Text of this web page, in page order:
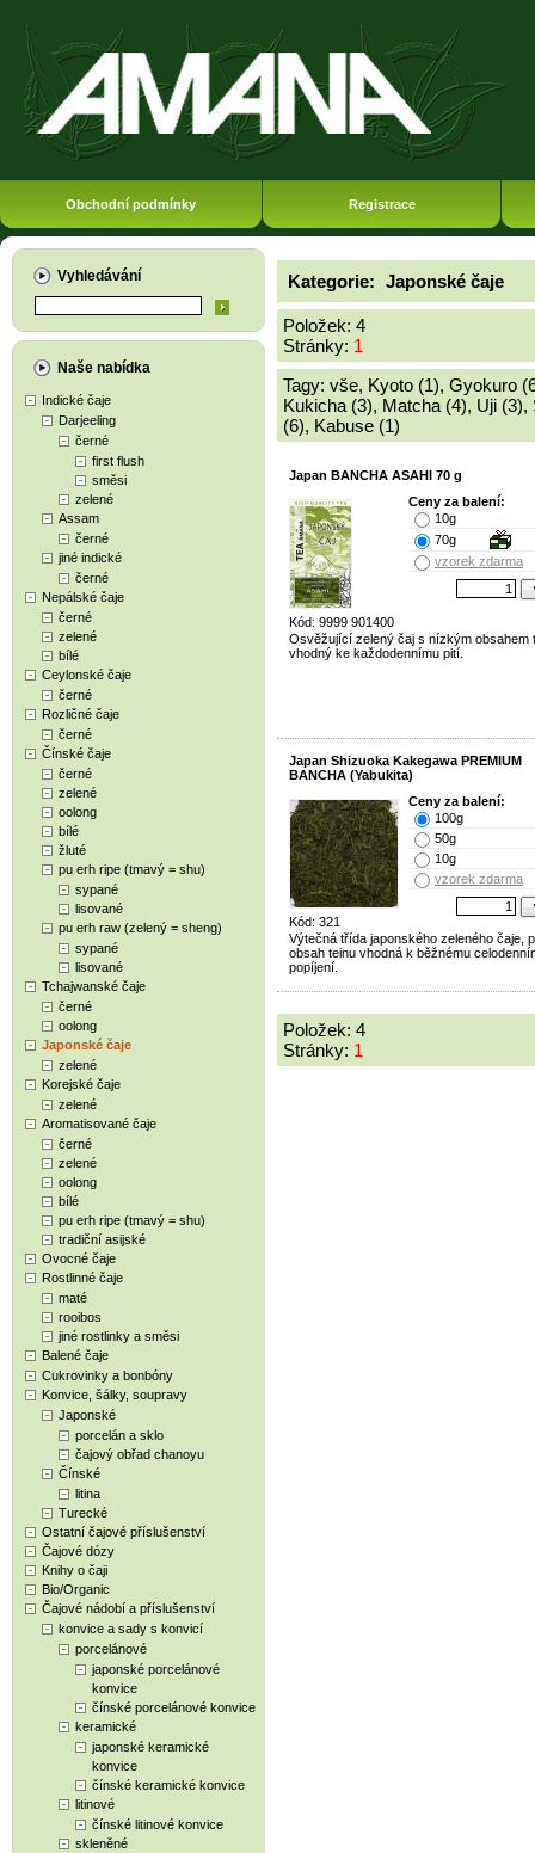
Obchodní podmínky Registrace
Vyhledávání
Naše nabídka
Indické čaje
Darjeeling
černé
first flush
směsi
zelené
Assam
černé
jiné indické
černé
Nepálské čaje
černé
zelené
bílé
Ceylonské čaje
černé
Rozličné čaje
černé
Čínské čaje
černé
zelené
oolong
bílé
žluté
pu erh ripe (tmavý = shu)
sypané
lisované
pu erh raw (zelený = sheng)
sypané
lisované
Tchajwanské čaje
černé
oolong
Japonské čaje
zelené
Korejské čaje
zelené
Aromatisované čaje
černé
zelené
oolong
bílé
pu erh ripe (tmavý = shu)
tradiční asijské
Ovocné čaje
Rostlinné čaje
maté
rooibos
jiné rostlinky a směsi
Balené čaje
Cukrovinky a bonbóny
Konvice, šálky, soupravy
Japonské
porcelán a sklo
čajový obřad chanoyu
Čínské
litina
Turecké
Ostatní čajové příslušenství
Čajové dózy
Knihy o čaji
Bio/Organic
Čajové nádobí a příslušenství
konvice a sady s konvicí
porcelánové
japonské porcelánové
konvice
čínské porcelánové konvice
keramické
japonské keramické
konvice
čínské keramické konvice
litinové
čínské litinové konvice
skleněné
Kategorie: Japonské čaje
Položek: 4
Stránky: 1
Tagy: vše, Kyoto (1), Gyokuro
Kukicha (3), Matcha (4), Uji (3),
(6), Kabuse (1)
Japan BANCHA ASAHI 70 g
Kód: 9999 901400
Ceny za balení:
10g
70g
vzorek zdarma
Osvěžující zelený čaj s nízkým obsahem
vhodný ke každodennímu pití.
Japan Shizuoka Kakegawa PREMIUM
BANCHA (Yabukita)
Kód: 321
Ceny za balení:
100g
50g
10g
vzorek zdarma
Výtečná třída japonského zeleného čaje,
obsah teinu vhodná k běžnému
popíjení.
Položek: 4
Stránky: 1